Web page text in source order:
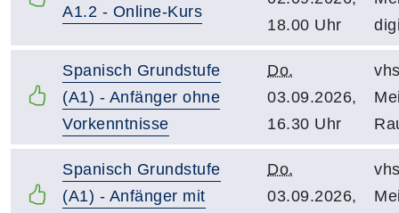
A1.2 - Online-Kurs
18.00 Uhr
Spanisch Grundstufe
(A1) - Anfänger ohne
Vorkenntnisse
Do.
03.09.2026,
16.30 Uhr
Spanisch Grundstufe
(A1) - Anfänger mit
Do.
03.09.2026,